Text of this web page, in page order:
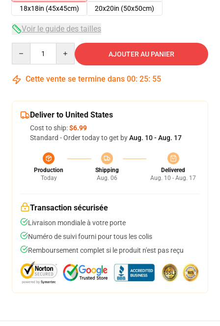
18x18in (45x45cm)
20x20in (50x50cm)
Voir le guide des tailles
AJOUTER AU PANIER
Cette vente se termine dans 00: 25: 54
Deliver to United States
Cost to ship:$6.99
Standard - Order today to get byAug. 10 - Aug. 17
Production
Today
Shipping
Aug. 06
Delivered
Aug. 10 - Aug. 17
Transaction sécurisée
Livraison mondiale à votre porte
Numéro de suivi fourni pour tous les colis
Remboursement complet si le produit n'est pas reçu